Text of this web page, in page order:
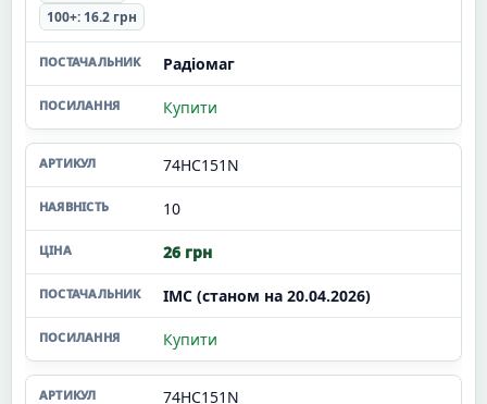
100+: 16.2 грн
Радіомаг
Купити
74HC151N
10
26 грн
ІМС (станом на 20.04.2026)
Купити
74HC151N